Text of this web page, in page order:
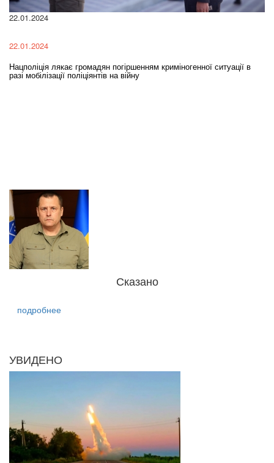
22.01.2024
22.01.2024
Нацполіція лякає громадян погіршенням криміногенної ситуації в
разі мобілізації поліціянтів на війну
Сказано
подробнее
УВИДЕНО